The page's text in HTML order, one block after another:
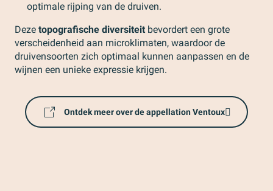
optimale rijping van de druiven.
Deze topografische diversiteit bevordert een grote
verscheidenheid aan microklimaten, waardoor de
druivensoorten zich optimaal kunnen aanpassen en de
wijnen een unieke expressie krijgen.
Ontdek meer over de appellation Ventoux